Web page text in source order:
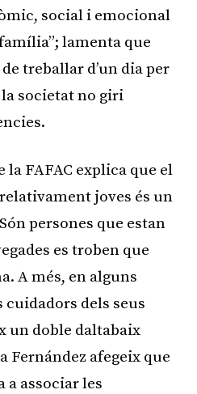
social i emocional
lamenta que
treballar d’un dia per
la societat no giri
la FAFAC explica que el
joves és un
persones que estan
es troben que
A més, en alguns
cuidadors dels seus
un doble daltabaix
afegeix que
a associar les